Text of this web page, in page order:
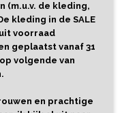
(m.u.v. de kleding,
kleding in de SALE
voorraad
geplaatst vanaf 31
volgende van
en prachtige